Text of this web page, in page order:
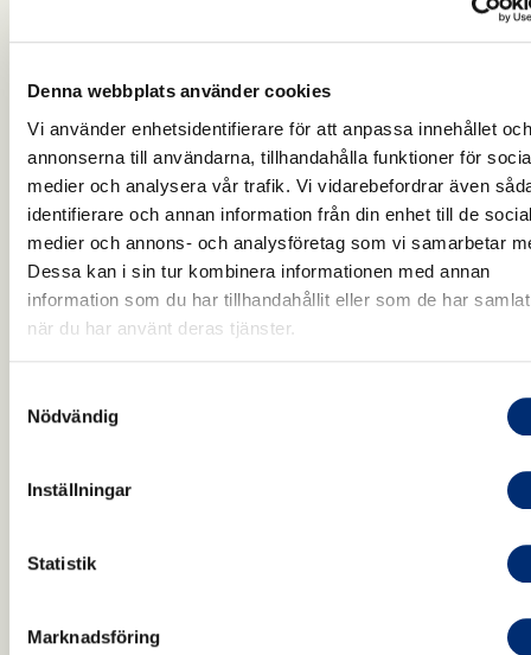
Denna webbplats använder cookies
Vi använder enhetsidentifierare för att anpassa innehållet och
annonserna till användarna, tillhandahålla funktioner för
medier och analysera vår trafik. Vi vidarebefordrar även
identifierare och annan information från din enhet till de
medier och annons- och analysföretag som vi samarbetar
Dessa kan i sin tur kombinera informationen med annan
information som du har tillhandahållit eller som de har
när du har använt deras tjänster.
Nödvändig
Inställningar
Statistik
Marknadsföring
Observera att effekten bygger på att bakterierna är
finns dessa tyvärr inte kvar men leta hos
småskaliga producenter.
1 Svensk honungsförädlings honungsskola
http://svenskhonungsforadling.se/honung/
2. Butler É, Oien RF, Lindholm C, Olofsson TC,
Nilson B, Vásquez A. A pilot study investigating
Wound J. 2016 Oct;13(5):729-37. doi:
25196349; PMCID: PMC7950084.
3. Kan bi-bakterier ersätta
bakterier-ersatta-antibiotika